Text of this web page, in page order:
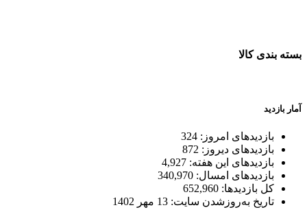
بسته بندی کالا
آمار بازدید
بازدیدهای امروز: 324
بازدیدهای دیروز: 872
بازدیدهای این هفته: 4,927
بازدیدهای امسال: 340,970
کل بازدیدها: 652,960
تاریخ به‌روزشدن سایت: 13 مهر 1402